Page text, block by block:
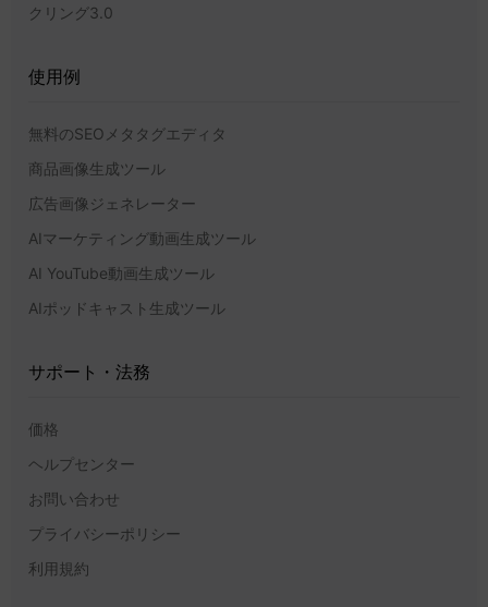
クリング3.0
使用例
無料のSEOメタタグエディタ
商品画像生成ツール
広告画像ジェネレーター
AIマーケティング動画生成ツール
AI YouTube動画生成ツール
AIポッドキャスト生成ツール
サポート・法務
価格
ヘルプセンター
お問い合わせ
プライバシーポリシー
利用規約